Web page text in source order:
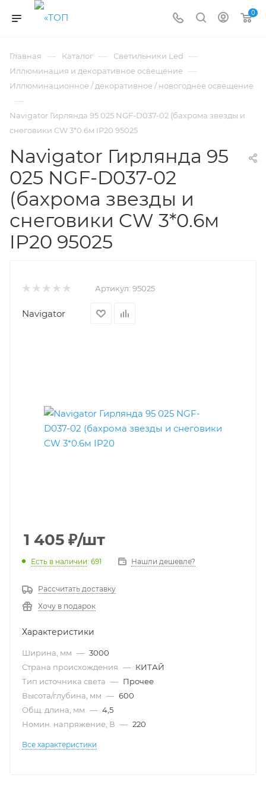
0
Главная — Каталог — Светильники Led —
Иллюминация и декоративное освещение —
Иллюминационное / декоративное / новогоднее освещение
—
Navigator Гирлянда 95 025 NGF-D037-02 (бахрома звезды и
снеговики CW 3*0.6м IP20 95025
Navigator Гирлянда 95
025 NGF-D037-02
(бахрома звезды и
снеговики CW 3*0.6м
IP20 95025
Артикул: 95025
Navigator
1 405 ₽/шт
Есть в наличии: 691 Нашли дешевле?
Рассчитать доставку
Хочу в подарок
Характеристики
Ширина, мм — 3000
Страна происхождения — КИТАЙ
Тип источника света — Прочее
Высота/глубина, мм — 600
Общ. длина, мм — 4,5
Номин. напряжение, В — 220
Все характеристики